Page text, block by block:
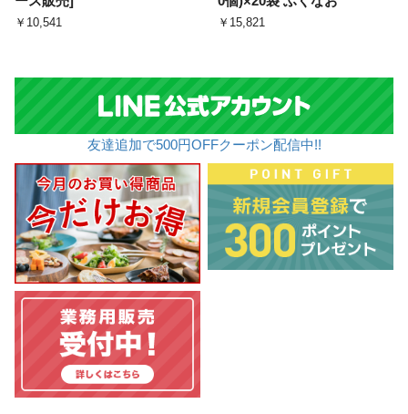
￥10,541 ￥15,821
友達追加で500円OFFクーポン配信中!!